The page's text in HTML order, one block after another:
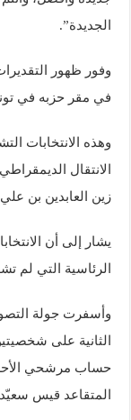
الجديدة”.
وفور ظهور
في مقر حزبه في
وهذه الانتخابات
زين العابدين بن
يشار إلى أن
الرئاسية التي لم
وأسفرت جولة
الثانية على
حساب مرشحي
المتقاعد قيس